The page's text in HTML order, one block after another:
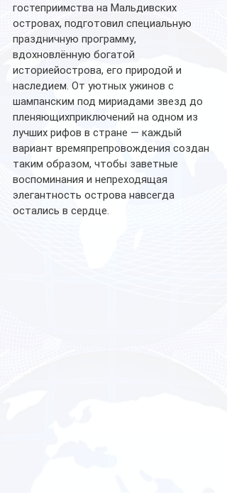
гостеприимства на Мальдивских
островах, подготовил специальную
праздничную программу,
вдохновлённую богатой
историейострова, его природой и
наследием. От уютных ужинов с
шампанским под мириадами звезд до
пленяющихприключений на одном из
лучших рифов в стране — каждый
вариант времяпрепровождения создан
таким образом, чтобы заветные
воспоминания и непреходящая
элегантность острова навсегда
остались в сердце.